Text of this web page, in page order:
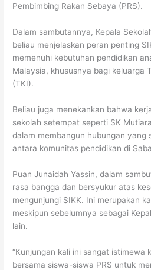
Pembimbing Rakan Sebaya (PRS).
Dalam sambutannya, Kepala
beliau menjelaskan peran penting
memenuhi kebutuhan pendidikan
Malaysia, khususnya bagi keluarga
(TKI).
Beliau juga menekankan bahwa
sekolah setempat seperti SK
dalam membangun hubungan yang
antara komunitas pendidikan di
Puan Junaidah Yassin, dalam
rasa bangga dan bersyukur atas
mengunjungi SIKK. Ini merupakan
meskipun sebelumnya sebagai
lain.
“Kunjungan kali ini sangat istimewa
bersama siswa-siswa PRS untuk